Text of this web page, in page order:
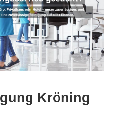
Kröning